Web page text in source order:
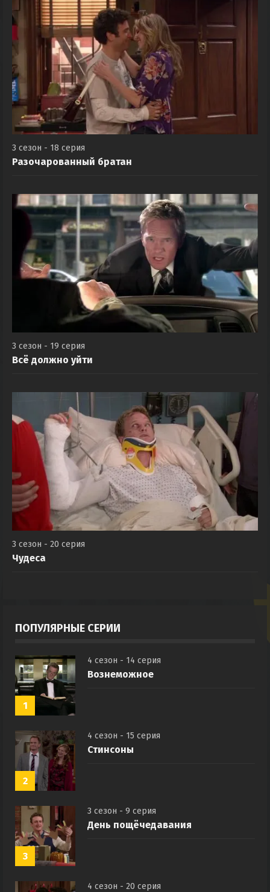
3 сезон - 18 серия
Разочарованный братан
3 сезон - 19 серия
Всё должно уйти
3 сезон - 20 серия
Чудеса
ПОПУЛЯРНЫЕ СЕРИИ
1
4 сезон - 14 серия
Вознеможное
2
4 сезон - 15 серия
Стинсоны
3
3 сезон - 9 серия
День пощёчедавания
4 сезон - 20 серия